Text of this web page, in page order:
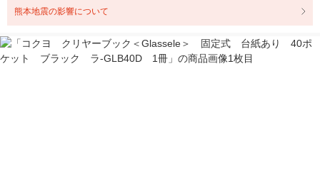
熊本地震の影響について